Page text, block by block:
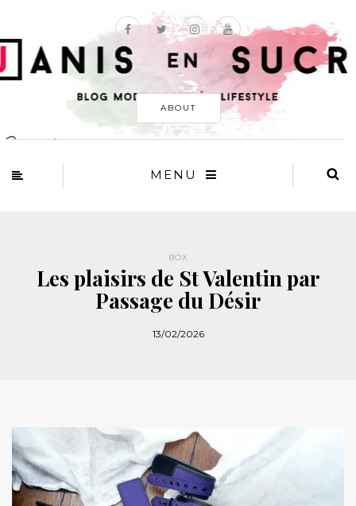
ABOUT
MENU
BOX
Les plaisirs de St Valentin par
Passage du Désir
13/02/2026